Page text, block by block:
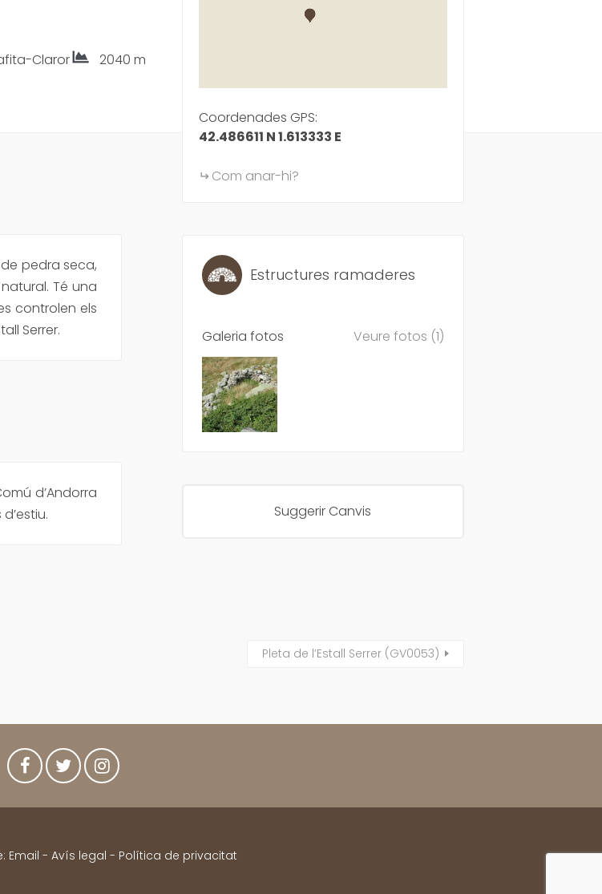
Claror 2040 m
pedra seca,
Té una
controlen els
Serrer.
d’Andorra
Coordenades GPS:
42.486611 N 1.613333 E
Com anar-hi?
Estructures ramaderes
Galeria fotos Veure fotos (1)
Suggerir Canvis
Pleta de l’Estall Serrer (GV0053)
Email - Avís legal - Política de privacitat